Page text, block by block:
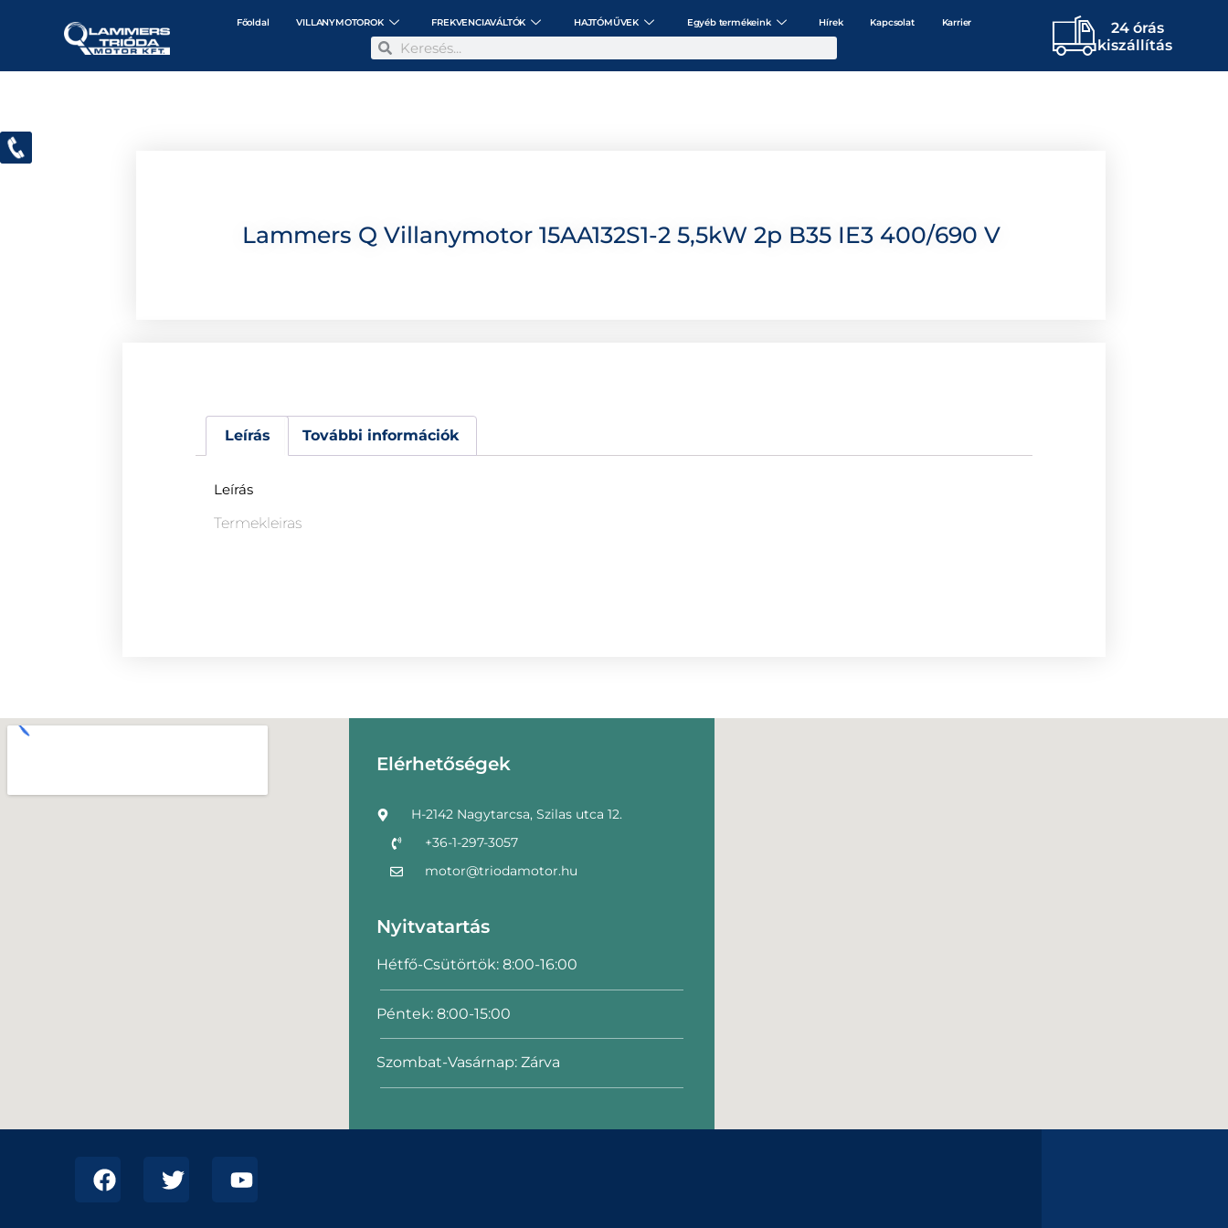
Főoldal VILLANYMOTOROK FREKVENCIAVÁLTÓK HAJTÓMŰVEK Egyéb termékeink Hírek Kapcsolat Karrier
24 órás
kiszállítás
Lammers Q Villanymotor 15AA132S1-2 5,5kW 2p B35 IE3 400/690 V
Leírás További információk
Leírás
Termekleiras
Elérhetőségek
H-2142 Nagytarcsa, Szilas utca 12.
+36-1-297-3057
motor@triodamotor.hu
Nyitvatartás
Hétfő-Csütörtök: 8:00-16:00
Péntek: 8:00-15:00
Szombat-Vasárnap: Zárva